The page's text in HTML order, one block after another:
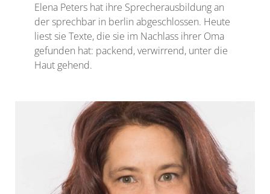
Elena Peters hat ihre Sprecherausbildung an
der sprechbar in berlin abgeschlossen. Heute
liest sie Texte, die sie im Nachlass ihrer Oma
gefunden hat: packend, verwirrend, unter die
Haut gehend.